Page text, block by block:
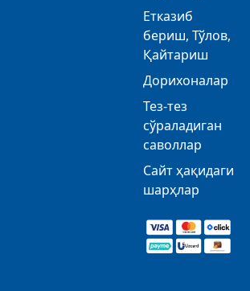
Етказиб
бериш, Тўлов,
Қайтариш
Дорихоналар
Тез-тез
сўраладиган
саволлар
Сайт ҳақидаги
шарҳлар